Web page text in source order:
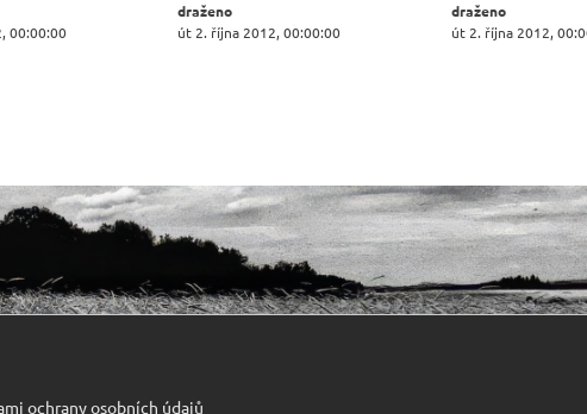
00:00:00
draženo
út 2. října 2012, 00:00:00
draženo
út 2. října 2012,
ochrany osobních údajů